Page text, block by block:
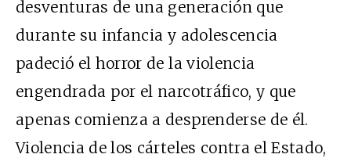
desventuras de una generación que
durante su infancia y adolescencia
padeció el horror de la violencia
engendrada por el narcotráfico, y que
apenas comienza a desprenderse de él.
Violencia de los cárteles contra el Estado,